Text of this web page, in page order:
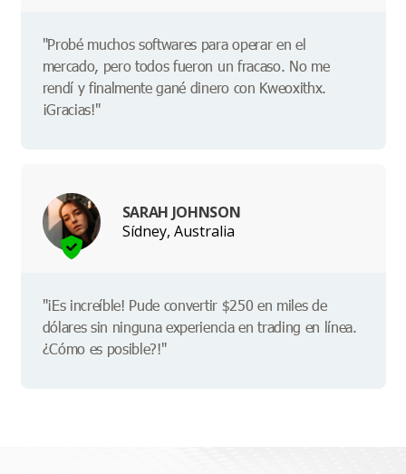
"Probé muchos softwares para operar en el
mercado, pero todos fueron un fracaso. No me
rendí y finalmente gané dinero con Kweoxithx.
¡Gracias!"
SARAH JOHNSON
Sídney, Australia
"¡Es increíble! Pude convertir $250 en miles de
dólares sin ninguna experiencia en trading en línea.
¿Cómo es posible?!"